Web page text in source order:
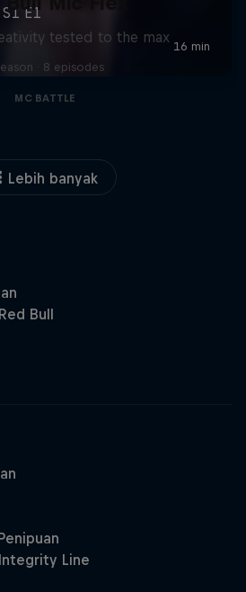
tested to the max
· 8 episodes
MC BATTLE
Lebih banyak